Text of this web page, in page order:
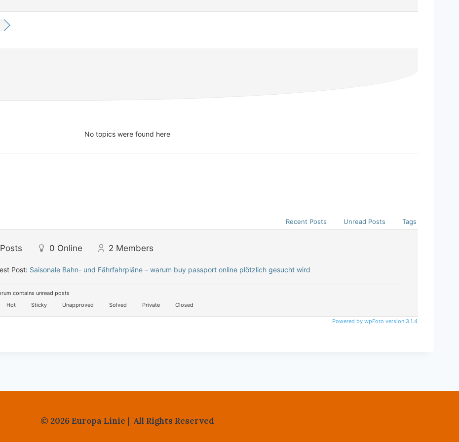
No topics were found here
Recent Posts Unread Posts Tags
Posts 0 Online 2 Members
Post: Saisonale Bahn- und Fährfahrpläne – warum buy passport online plötzlich gesucht wird
contains unread posts
Hot Sticky Unapproved Solved Private Closed
Powered by wpForo version 3.1.4
© 2026 Europa Linie | All Rights Reserved